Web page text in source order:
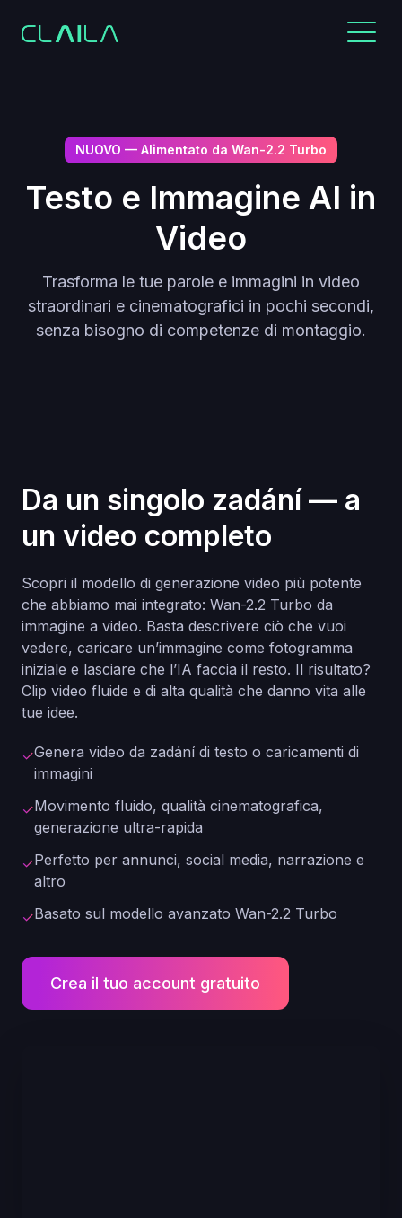
NUOVO — Alimentato da Wan-2.2 Turbo
Testo e Immagine AI in
Video
Trasforma le tue parole e immagini in video
straordinari e cinematografici in pochi secondi,
senza bisogno di competenze di montaggio.
Da un singolo zadání — a
un video completo
Scopri il modello di generazione video più potente
che abbiamo mai integrato: Wan-2.2 Turbo da
immagine a video. Basta descrivere ciò che vuoi
vedere, caricare un’immagine come fotogramma
iniziale e lasciare che l’IA faccia il resto. Il risultato?
Clip video fluide e di alta qualità che danno vita alle
tue idee.
✓Genera video da zadání di testo o caricamenti di
immagini
✓Movimento fluido, qualità cinematografica,
generazione ultra-rapida
✓Perfetto per annunci, social media, narrazione e
altro
✓Basato sul modello avanzato Wan-2.2 Turbo
Crea il tuo account gratuito